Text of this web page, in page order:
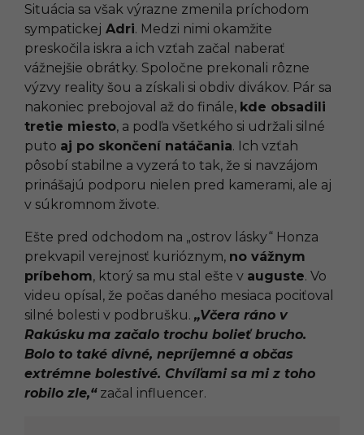
Situácia sa však výrazne zmenila príchodom
sympatickej Adri. Medzi nimi okamžite
preskočila iskra a ich vzťah začal naberať
vážnejšie obrátky. Spoločne prekonali rôzne
výzvy reality šou a získali si obdiv divákov. Pár sa
nakoniec prebojoval až do finále, kde obsadili
tretie miesto, a podľa všetkého si udržali silné
puto aj po skončení natáčania. Ich vzťah
pôsobí stabilne a vyzerá to tak, že si navzájom
prinášajú podporu nielen pred kamerami, ale aj
v súkromnom živote.
Ešte pred odchodom na „ostrov lásky“ Honza
prekvapil verejnosť kurióznym, no vážnym
príbehom, ktorý sa mu stal ešte v auguste. Vo
videu opísal, že počas daného mesiaca pociťoval
silné bolesti v podbrušku. „Včera ráno v
Rakúsku ma začalo trochu bolieť brucho.
Bolo to také divné, nepríjemné a občas
extrémne bolestivé. Chvíľami sa mi z toho
robilo zle,“začal influencer.